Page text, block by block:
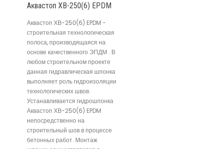
Аквастоп ХВ-250(6) EPDM
Аквастоп ХВ-250(6) EPDM -
строительная технологическая
полоса, производящаяся на
основе качественного ЭПДМ . В
любом строительном проекте
данная гидравлическая шпонка
выполняет роль гидроизоляции
технологических швов.
Устанавливается гидрошпонка
Аквастоп ХВ-250(6) EPDM
непосредственно на
строительный шов в процессе
бетонных работ. Монтаж